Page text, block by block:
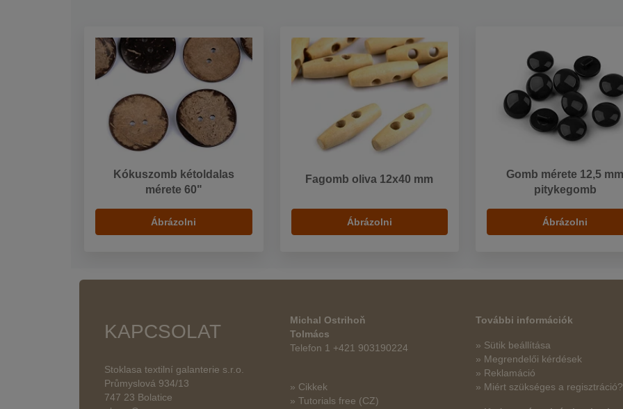
Kókuszomb kétoldalas
mérete 60"
Ábrázolni
Fagomb oliva 12x40 mm
Ábrázolni
Gomb mérete 12,5
pitykegomb
Ábrázolni
KAPCSOLAT
Stoklasa textilní galanterie s.r.o.
Průmyslová 934/13
747 23 Bolatice
Michal Ostrihoň
Tolmács
Telefon 1 +421 903190224
» Cikkek
» Tutorials free (CZ)
További információk
» Sütik beállítása
» Megrendelői kérdések
» Reklamáció
» Miért szükséges a regisztráció?